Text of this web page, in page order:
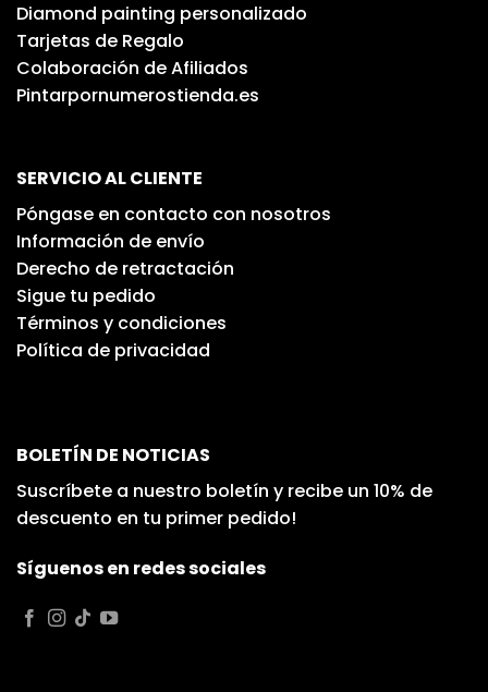
Diamond painting personalizado
Tarjetas de Regalo
Colaboración de Afiliados
Pintarpornumerostienda.es
SERVICIO AL CLIENTE
Póngase en contacto con nosotros
Información de envío
Derecho de retractación
Sigue tu pedido
Términos y condiciones
Política de privacidad
BOLETÍN DE NOTICIAS
Suscríbete a nuestro boletín y recibe un 10% de
descuento en tu primer pedido!
Síguenos en redes sociales